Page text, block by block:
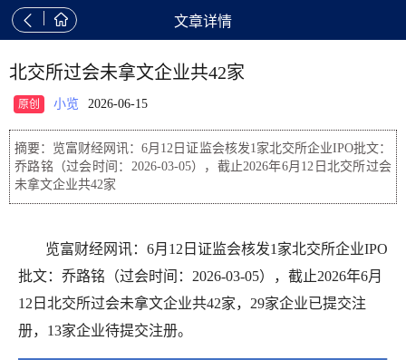
  文章详情
北交所过会未拿文企业共42家
原创 小览 2026-06-15
摘要：览富财经网讯：6月12日证监会核发1家北交所企业IPO批文：
乔路铭（过会时间：2026-03-05），截止2026年6月12日北交所过会
未拿文企业共42家
览富财经网讯：6月12日证监会核发1家北交所企业IPO
批文：乔路铭（过会时间：2026-03-05），截止2026年6月
12日北交所过会未拿文企业共42家，29家企业已提交注
册，13家企业待提交注册。